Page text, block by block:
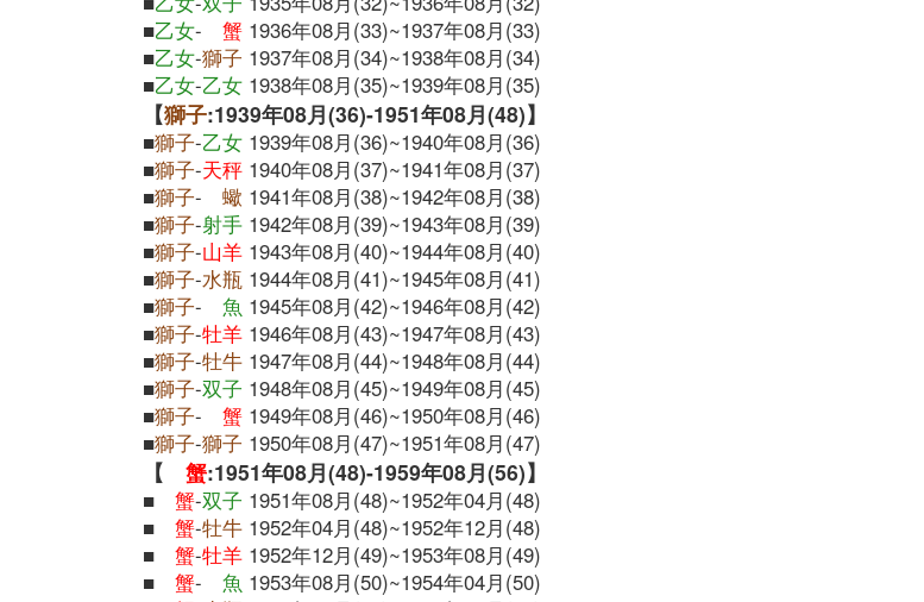
■乙女- 蟹 1936年08月(33)~1937年08月(33)
■乙女-獅子 1937年08月(34)~1938年08月(34)
■乙女-乙女 1938年08月(35)~1939年08月(35)
【獅子:1939年08月(36)-1951年08月(48)】
■獅子-乙女 1939年08月(36)~1940年08月(36)
■獅子-天秤 1940年08月(37)~1941年08月(37)
■獅子- 蠍 1941年08月(38)~1942年08月(38)
■獅子-射手 1942年08月(39)~1943年08月(39)
■獅子-山羊 1943年08月(40)~1944年08月(40)
■獅子-水瓶 1944年08月(41)~1945年08月(41)
■獅子- 魚 1945年08月(42)~1946年08月(42)
■獅子-牡羊 1946年08月(43)~1947年08月(43)
■獅子-牡牛 1947年08月(44)~1948年08月(44)
■獅子-双子 1948年08月(45)~1949年08月(45)
■獅子- 蟹 1949年08月(46)~1950年08月(46)
■獅子-獅子 1950年08月(47)~1951年08月(47)
【 蟹:1951年08月(48)-1959年08月(56)】
■ 蟹-双子 1951年08月(48)~1952年04月(48)
■ 蟹-牡牛 1952年04月(48)~1952年12月(48)
■ 蟹-牡羊 1952年12月(49)~1953年08月(49)
■ 蟹- 魚 1953年08月(50)~1954年04月(50)